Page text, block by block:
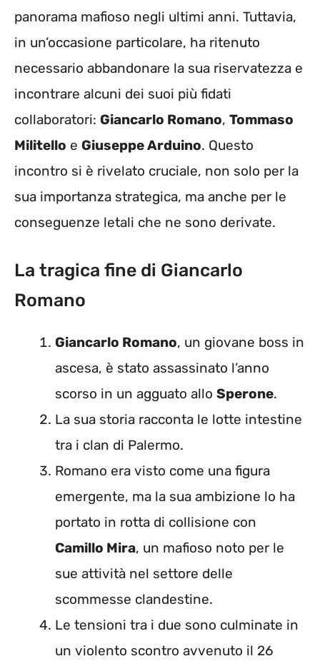
panorama mafioso negli ultimi anni. Tuttavia,
in un’occasione particolare, ha ritenuto
necessario abbandonare la sua riservatezza e
incontrare alcuni dei suoi più fidati
collaboratori: Giancarlo Romano, Tommaso
Militello e Giuseppe Arduino. Questo
incontro si è rivelato cruciale, non solo per la
sua importanza strategica, ma anche per le
conseguenze letali che ne sono derivate.
La tragica fine di Giancarlo
Romano
Giancarlo Romano, un giovane boss in
ascesa, è stato assassinato l’anno
scorso in un agguato allo Sperone.
La sua storia racconta le lotte intestine
tra i clan di Palermo.
Romano era visto come una figura
emergente, ma la sua ambizione lo ha
portato in rotta di collisione con
Camillo Mira, un mafioso noto per le
sue attività nel settore delle
scommesse clandestine.
Le tensioni tra i due sono culminate in
un violento scontro avvenuto il 26